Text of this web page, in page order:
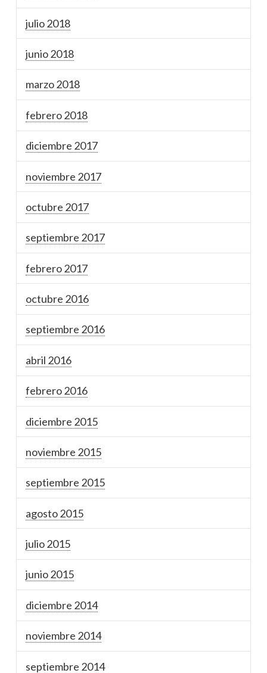
julio 2018
junio 2018
marzo 2018
febrero 2018
diciembre 2017
noviembre 2017
octubre 2017
septiembre 2017
febrero 2017
octubre 2016
septiembre 2016
abril 2016
febrero 2016
diciembre 2015
noviembre 2015
septiembre 2015
agosto 2015
julio 2015
junio 2015
diciembre 2014
noviembre 2014
septiembre 2014